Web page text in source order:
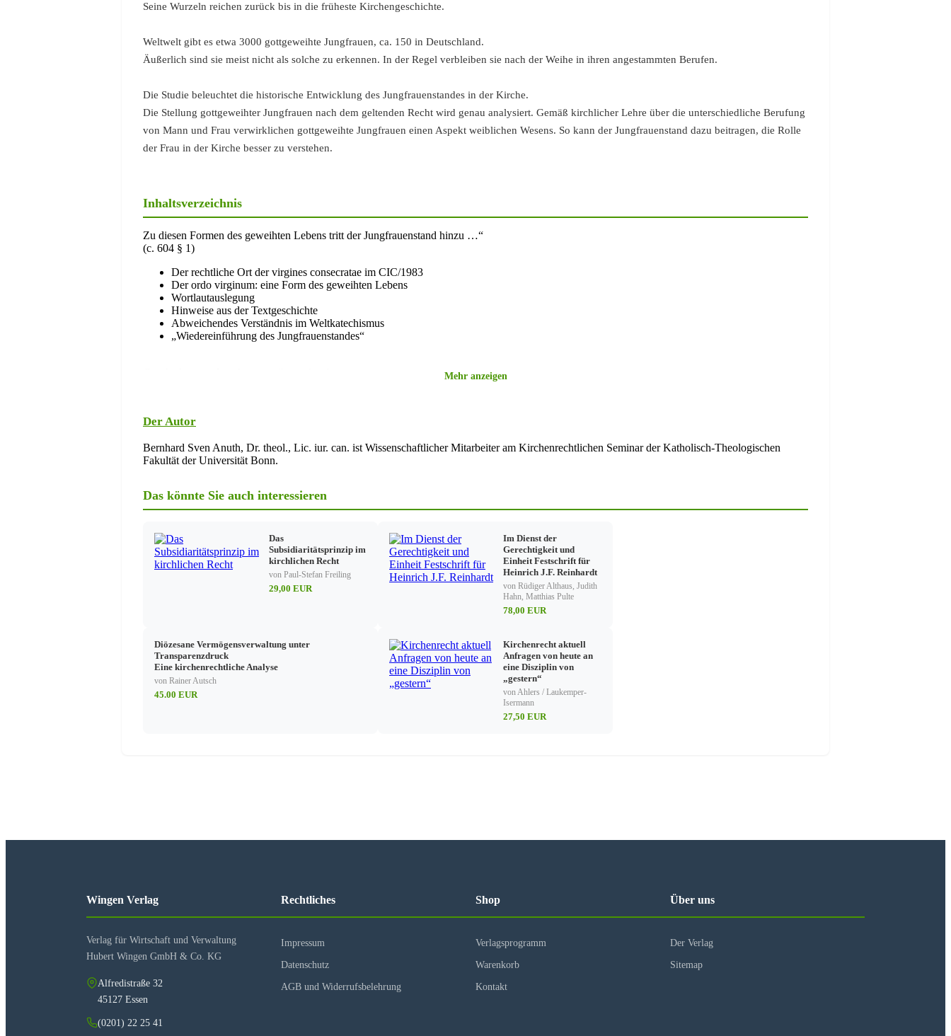
Seine Wurzeln reichen zurück bis in die früheste Kirchengeschichte.
Weltwelt gibt es etwa 3000 gottgeweihte Jungfrauen, ca. 150 in Deutschland.
Äußerlich sind sie meist nicht als solche zu erkennen. In der Regel verbleiben sie nach der Weihe in ihren angestammten Berufen.
Die Studie beleuchtet die historische Entwicklung des Jungfrauenstandes in der Kirche.
Die Stellung gottgeweihter Jungfrauen nach dem geltenden Recht wird genau analysiert. Gemäß kirchlicher Lehre über die unterschiedliche Berufung
von Mann und Frau verwirklichen gottgeweihte Jungfrauen einen Aspekt weiblichen Wesens. So kann der Jungfrauenstand dazu beitragen, die Rolle
der Frau in der Kirche besser zu verstehen.
Inhaltsverzeichnis
Zu diesen Formen des geweihten Lebens tritt der Jungfrauenstand hinzu …“
(c. 604 § 1)
Der rechtliche Ort der virgines consecratae im CIC/1983
Der ordo virginum: eine Form des geweihten Lebens
Wortlautauslegung
Hinweise aus der Textgeschichte
Abweichendes Verständnis im Weltkatechismus
„Wiedereinführung des Jungfrauenstandes“
Beginnende Institutionalisierung im zweiten Jahrhundert
Entwicklung des ordo virginum im 20. Jahrhundert
Voraussetzungen für den Empfang der Jungfrauenweihe
Physische Jungfräulichkeit?
Zulassung durch den Diözesanbischof
Die Spendung der Jungfrauenweihe
Spender
benedictio oder consecratio?
Eheverungültigende Wirkung und Dispens von der Jungfrauenweihe?
Vereinigung gottgeweihter Jungfrauen gemäß c. 604 § 2
Stellung und Bedeutung gottgeweihter Jungfrauen nach der Lehre der römisch-katholischen Kirche
Mehr anzeigen
Der Autor
Bernhard Sven Anuth, Dr. theol., Lic. iur. can. ist Wissenschaftlicher Mitarbeiter am Kirchenrechtlichen Seminar der Katholisch-Theologischen
Fakultät der Universität Bonn.
Das könnte Sie auch interessieren
Das
Subsidiaritätsprinzip im
kirchlichen Recht
von Paul-Stefan Freiling
29,00 EUR
Im Dienst der
Gerechtigkeit und
Einheit Festschrift für
Heinrich J.F. Reinhardt
von Rüdiger Althaus, Judith
Hahn, Matthias Pulte
78,00 EUR
Diözesane Vermögensverwaltung unter
Transparenzdruck
Eine kirchenrechtliche Analyse
von Rainer Autsch
45.00 EUR
Kirchenrecht aktuell
Anfragen von heute an
eine Disziplin von
„gestern“
von Ahlers / Laukemper-
Isermann
27,50 EUR
Wingen Verlag
Verlag für Wirtschaft und Verwaltung
Hubert Wingen GmbH & Co. KG
Alfredistraße 32
45127 Essen
(0201) 22 25 41
Rechtliches
Impressum
Datenschutz
AGB und Widerrufsbelehrung
Shop
Verlagsprogramm
Warenkorb
Kontakt
Über uns
Der Verlag
Sitemap